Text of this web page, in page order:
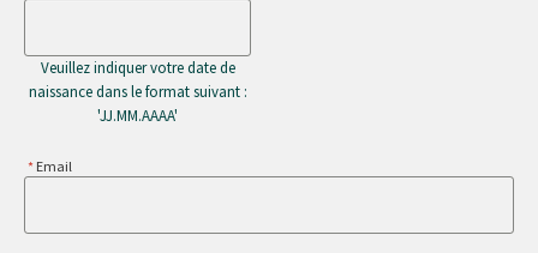
Veuillez indiquer votre date de
naissance dans le format suivant :
'JJ.MM.AAAA'
Email